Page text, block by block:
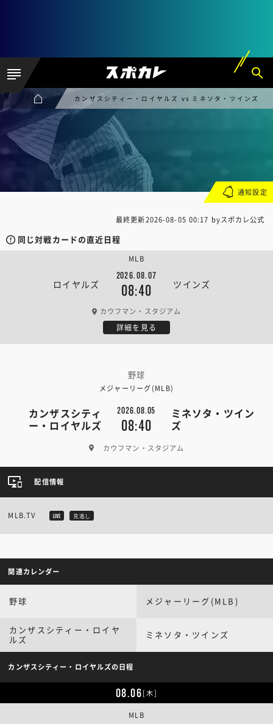
カンザスシティー・ロイヤルズ vs ミネソタ・ツインズ
最終更新2026-08-05 00:17 byスポカレ公式
同じ対戦カードの直近日程
ロイヤルズ
2026.08.07
08:40 ツインズ
MLB
カウフマン・スタジアム
詳細を見る
野球
メジャーリーグ(MLB)
カンザスシティ
ー・ロイヤルズ
2026.08.05
08:40
ミネソタ・ツイン
ズ
カウフマン・スタジアム
通知設定
配信情報
MLB.TV LIVE 見逃し
関連カレンダー
野球 メジャーリーグ(MLB)
カンザスシティー・ロイヤ
ルズ
ミネソタ・ツインズ
カンザスシティー・ロイヤルズの日程
08.06[木]
MLB